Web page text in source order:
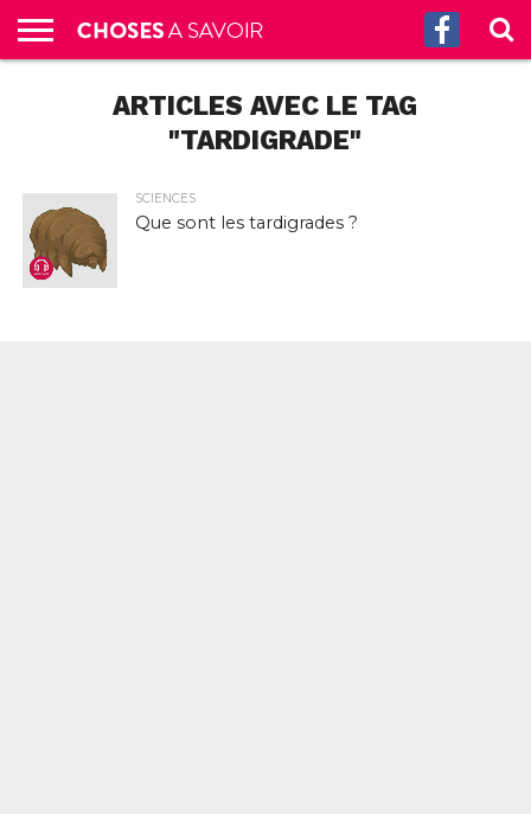
CULTURE
SCIENCES
HISTOIRE
ÉCONOMIE
INCROYABLE
S’ABONNER
CONTACT
PROPOSARTICLES AVEC LE TAG
"TARDIGRADE"
SCIENCES
Que sont les tardigrades ?